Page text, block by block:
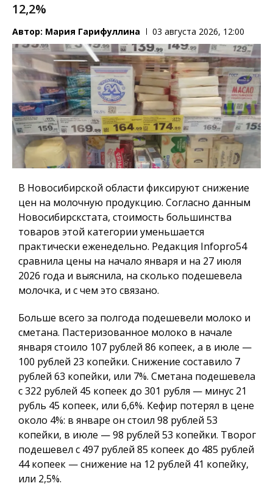
12,2%
Автор: Мария Гарифуллина 03 августа 2026, 12:00
В Новосибирской области фиксируют снижение
цен на молочную продукцию. Согласно данным
Новосибирскстата, стоимость большинства
товаров этой категории уменьшается
практически еженедельно. Редакция Infopro54
сравнила цены на начало января и на 27 июля
2026 года и выяснила, на сколько подешевела
молочка, и с чем это связано.
Больше всего за полгода подешевели молоко и
сметана. Пастеризованное молоко в начале
января стоило 107 рублей 86 копеек, а в июле —
100 рублей 23 копейки. Снижение составило 7
рублей 63 копейки, или 7%. Сметана подешевела
с 322 рублей 45 копеек до 301 рубля — минус 21
рубль 45 копеек, или 6,6%. Кефир потерял в цене
около 4%: в январе он стоил 98 рублей 53
копейки, в июле — 98 рублей 53 копейки. Творог
подешевел с 497 рублей 85 копеек до 485 рублей
44 копеек — снижение на 12 рублей 41 копейку,
или 2,5%.